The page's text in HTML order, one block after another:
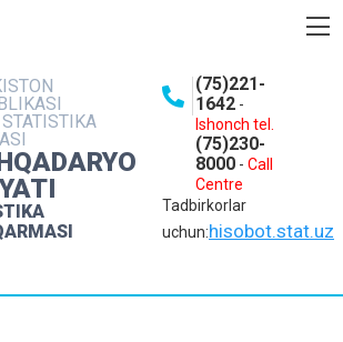
(75)221-
1642 -
Ishonch tel.
(75)230-
8000 - Call
Centre
Tadbirkorlar
uchun:hisobot.stat.uz
OCHIQ MA'LUMOTLAR
NASHRLAR
INTERAKTIV XIZMATLAR
MATBUOT XIZMATI
KONTAKTLAR